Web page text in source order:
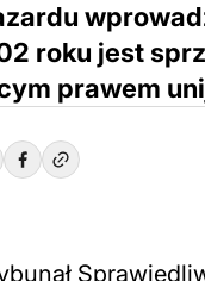
roku jest
prawem